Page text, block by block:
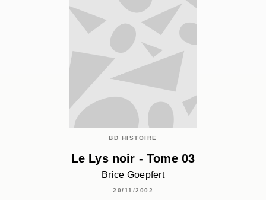
BD HISTOIRE
Le Lys noir - Tome 03
Brice Goepfert
20/11/2002